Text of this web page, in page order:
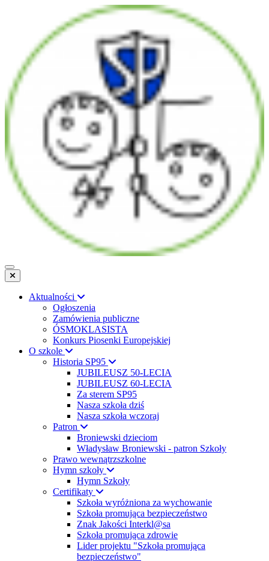
Aktualności
Ogłoszenia
Zamówienia publiczne
ÓSMOKLASISTA
Konkurs Piosenki Europejskiej
O szkole
Historia SP95
JUBILEUSZ 50-LECIA
JUBILEUSZ 60-LECIA
Za sterem SP95
Nasza szkoła dziś
Nasza szkoła wczoraj
Patron
Broniewski dzieciom
Władysław Broniewski - patron Szkoły
Prawo wewnątrzszkolne
Hymn szkoły
Hymn Szkoły
Certifikaty
Szkoła wyróżniona za wychowanie
Szkoła promująca bezpieczeństwo
Znak Jakości Interkl@sa
Szkoła promująca zdrowie
Lider projektu "Szkoła promująca
bezpieczeństwo"